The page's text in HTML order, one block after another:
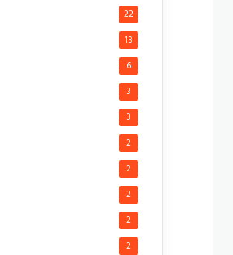
22
13
6
3
3
2
2
2
2
2